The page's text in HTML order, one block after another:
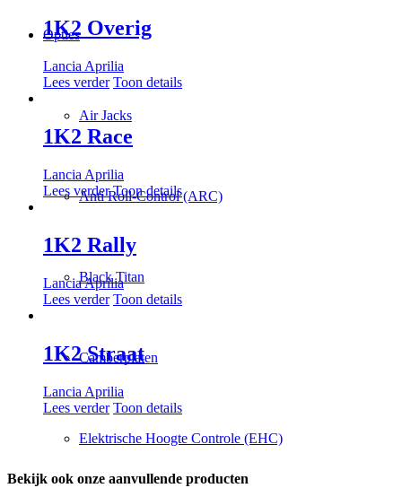
Opties
Air Jacks
Anti Roll-Control (ARC)
Black Titan
Camberplaten
Elektrische Hoogte Controle (EHC)
1K2 Overig
Lancia Aprilia
Lees verder Toon details
1K2 Race
Lancia Aprilia
Lees verder Toon details
1K2 Rally
Lancia Aprilia
Lees verder Toon details
1K2 Straat
Lancia Aprilia
Lees verder Toon details
Bekijk ook onze aanvullende producten